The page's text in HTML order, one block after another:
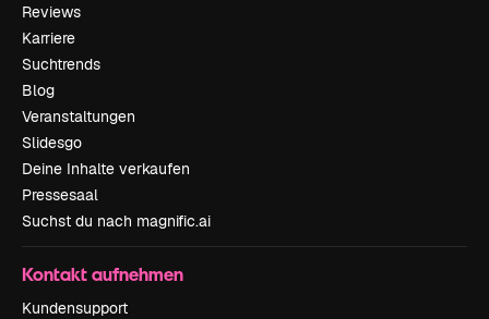
Reviews
Karriere
Suchtrends
Blog
Veranstaltungen
Slidesgo
Deine Inhalte verkaufen
Pressesaal
Suchst du nach magnific.ai
Kontakt aufnehmen
Kundensupport